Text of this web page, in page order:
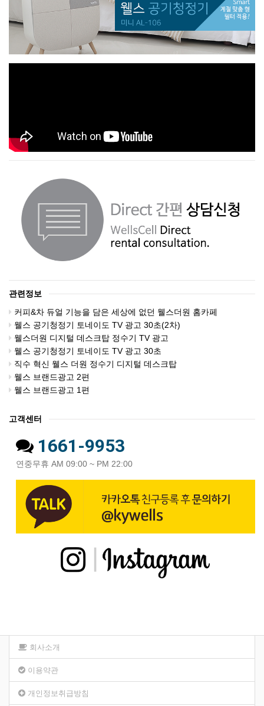
관련정보
커피&차 듀얼 기능을 담은 세상에 없던 웰스더원 홈카페
웰스 공기청정기 토네이도 TV 광고 30초(2차)
웰스더원 디지털 데스크탑 정수기 TV 광고
웰스 공기청정기 토네이도 TV 광고 30초
직수 혁신 웰스 더원 정수기 디지털 데스크탑
웰스 브랜드광고 2편
웰스 브랜드광고 1편
고객센터
1661-9953
연중무휴 AM 09:00 ~ PM 22:00
회사소개
이용약관
개인정보취급방침